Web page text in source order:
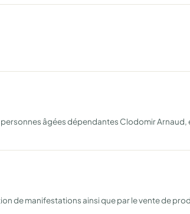
âgées dépendantes Clodomir
de manifestations ainsi que par le vente de